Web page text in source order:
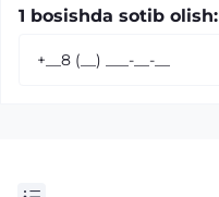
1 bosishda sotib olish: